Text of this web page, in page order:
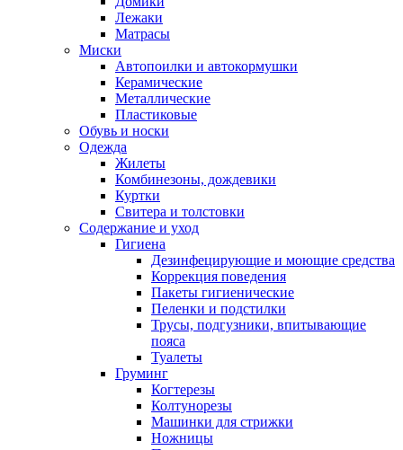
Лежаки
Матрасы
Миски
Автопоилки и автокормушки
Керамические
Металлические
Пластиковые
Обувь и носки
Одежда
Жилеты
Комбинезоны, дождевики
Куртки
Свитера и толстовки
Содержание и уход
Гигиена
Дезинфецирующие и моющие средства
Коррекция поведения
Пакеты гигиенические
Пеленки и подстилки
Трусы, подгузники, впитывающие
пояса
Туалеты
Груминг
Когтерезы
Колтунорезы
Машинки для стрижки
Ножницы